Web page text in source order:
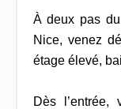
À deux pas
Nice, venez
étage élevé,
Dès